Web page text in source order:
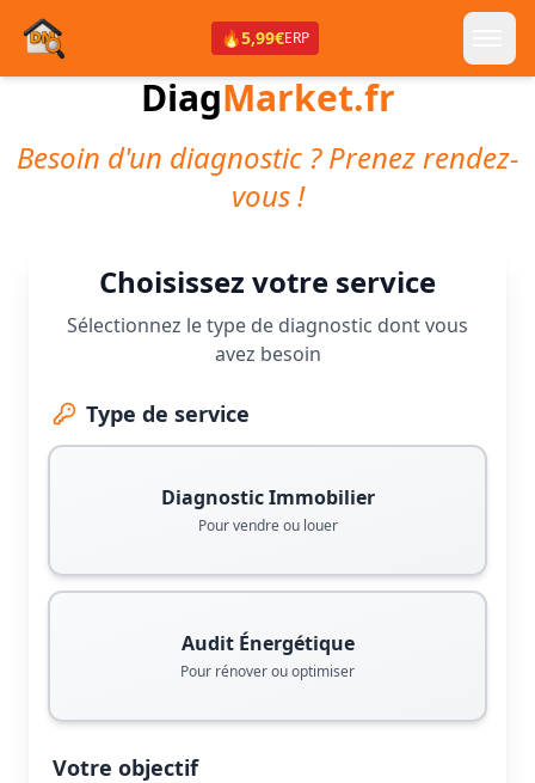
🔥5,99€ERP
DiagMarket.fr
Besoin d'un diagnostic ? Prenez rendez-
vous !
Choisissez votre service
Sélectionnez le type de diagnostic dont vous
avez besoin
Type de service
Diagnostic Immobilier
Pour vendre ou louer
Audit Énergétique
Pour rénover ou optimiser
Votre objectif